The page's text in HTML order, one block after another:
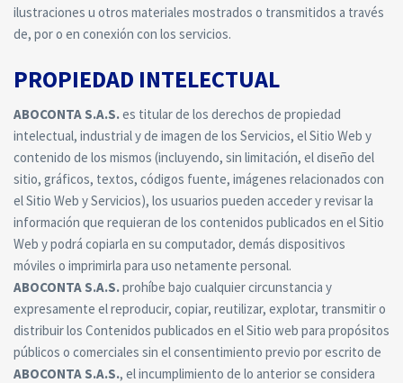
ilustraciones u otros materiales mostrados o transmitidos a través
de, por o en conexión con los servicios.
PROPIEDAD INTELECTUAL
ABOCONTA S.A.S.es titular de los derechos de propiedad
intelectual, industrial y de imagen de los Servicios, el Sitio Web y
contenido de los mismos (incluyendo, sin limitación, el diseño del
sitio, gráficos, textos, códigos fuente, imágenes relacionados con
el Sitio Web y Servicios), los usuarios pueden acceder y revisar la
información que requieran de los contenidos publicados en el Sitio
Web y podrá copiarla en su computador, demás dispositivos
móviles o imprimirla para uso netamente personal.
ABOCONTA S.A.S.prohíbe bajo cualquier circunstancia y
expresamente el reproducir, copiar, reutilizar, explotar, transmitir o
distribuir los Contenidos publicados en el Sitio web para propósitos
públicos o comerciales sin el consentimiento previo por escrito de
ABOCONTA S.A.S., el incumplimiento de lo anterior se considera